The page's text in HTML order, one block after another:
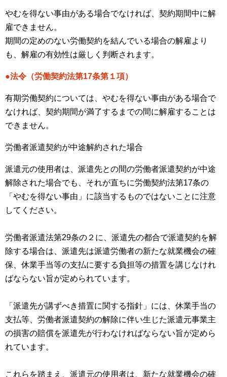
やむを得ない事由がある場合でなければ、契約期間中に解
雇できません。
期間の定めのない労働契約を結んでいる場合の解雇より
も、解雇の有効性は厳しく判断されます。
●法令（労働契約法第17条第１項）
有期労働契約については、やむを得ない事由がある場合で
なければ、契約期間が満了するまでの間に解雇することは
できません。
労働者派遣契約が中途解約された場合
派遣元の使用者は、派遣先との間の労働者派遣契約が中途
解除された場合でも、それが直ちに労働契約法第17条の
「やむを得ない事由」に該当するものではないことに注意
してください。
労働者派遣法第29条の２に、派遣先の都合で派遣契約を解
除する場合は、派遣先は派遣労働者の新たな就業機会の確
保、休業手当等の支払に要する負担等の措置を講じなけれ
ばならない旨が定められています。
「派遣先が講ずべき措置に関する指針」には、休業手当の
支払等、労働者派遣契約の解除に伴い生じた派遣元事業主
の損害の賠償を派遣先が行わなければならない旨が定めら
れています。
これらを踏まえ、派遣元の使用者は、新たな就業機会の確